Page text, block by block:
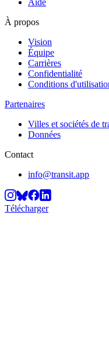
À propos
Vision
Équipe
Carrières
Confidentialité
Conditions
Partenaires
Villes et sociétés de
Données
Contact
info@transit.app
Télécharger